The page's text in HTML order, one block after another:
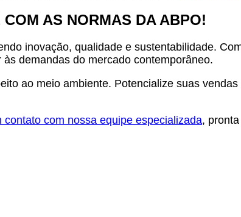
AS NORMAS DA ABPO!
inovação, qualidade e sustentabilidade.
demandas do mercado contemporâneo.
ao meio ambiente. Potencialize suas
contato com nossa equipe especializada,